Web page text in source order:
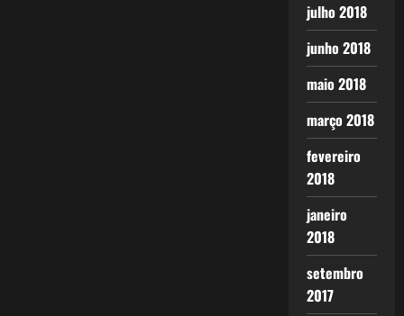
julho 2018
junho 2018
maio 2018
março 2018
fevereiro
2018
janeiro
2018
setembro
2017